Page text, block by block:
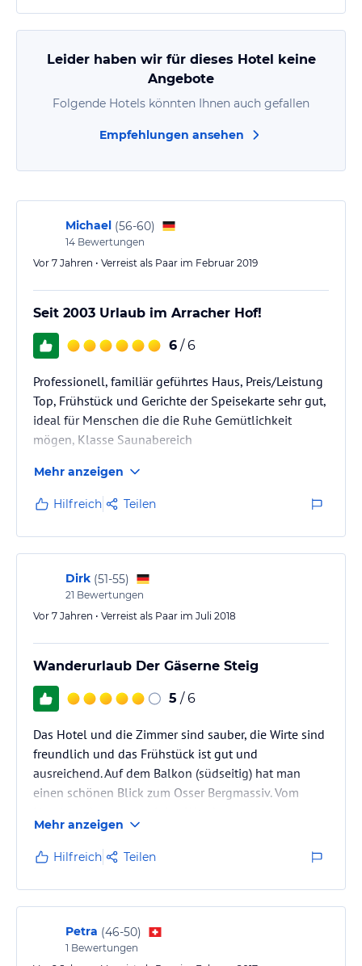
Leider haben wir für dieses Hotel keine
Angebote
Folgende Hotels könnten Ihnen auch gefallen
Empfehlungen ansehen
Michael (56-60)
14 Bewertungen
Vor 7 Jahren • Verreist als Paar im Februar 2019
Seit 2003 Urlaub im Arracher Hof!
6 / 6
Professionell, familiär geführtes Haus, Preis/Leistung
Top, Frühstück und Gerichte der Speisekarte sehr gut,
ideal für Menschen die die Ruhe Gemütlichkeit
mögen, Klasse Saunabereich
Mehr anzeigen
Hilfreich Teilen
Dirk (51-55)
21 Bewertungen
Vor 7 Jahren • Verreist als Paar im Juli 2018
Wanderurlaub Der Gäserne Steig
5 / 6
Das Hotel und die Zimmer sind sauber, die Wirte sind
freundlich und das Frühstück ist gut und
ausreichend. Auf dem Balkon (südseitig) hat man
einen schönen Blick zum Osser Bergmassiv. Vom
unternehmen. Die Nacht war ruhig und erholsam.
Mehr anzeigen
Hilfreich Teilen
Petra (46-50)
1 Bewertungen